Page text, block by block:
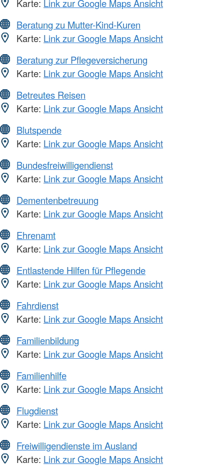
Karte: Link zur Google Maps Ansicht
Beratung zu Mutter-Kind-Kuren
Karte: Link zur Google Maps Ansicht
Beratung zur Pflegeversicherung
Karte: Link zur Google Maps Ansicht
Betreutes Reisen
Karte: Link zur Google Maps Ansicht
Blutspende
Karte: Link zur Google Maps Ansicht
Bundesfreiwilligendienst
Karte: Link zur Google Maps Ansicht
Dementenbetreuung
Karte: Link zur Google Maps Ansicht
Ehrenamt
Karte: Link zur Google Maps Ansicht
Entlastende Hilfen für Pflegende
Karte: Link zur Google Maps Ansicht
Fahrdienst
Karte: Link zur Google Maps Ansicht
Familienbildung
Karte: Link zur Google Maps Ansicht
Familienhilfe
Karte: Link zur Google Maps Ansicht
Flugdienst
Karte: Link zur Google Maps Ansicht
Freiwilligendienste im Ausland
Karte: Link zur Google Maps Ansicht